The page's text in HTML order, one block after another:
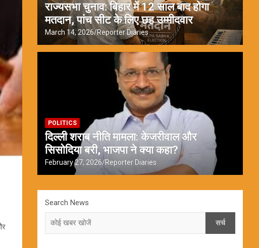
राज्यसभा चुनाव: बिहार में 12 साल बाद होगा
मतदान, पांच सीट के लिए छह उम्मीदवार
March 14, 2026 Reporter Diaries
POLITICS
दिल्ली शराब नीति मामला: केजरीवाल और
सिसोदिया बरी, भाजपा ने क्या कहा?
February 27, 2026 Reporter Diaries
Search News
सर्च